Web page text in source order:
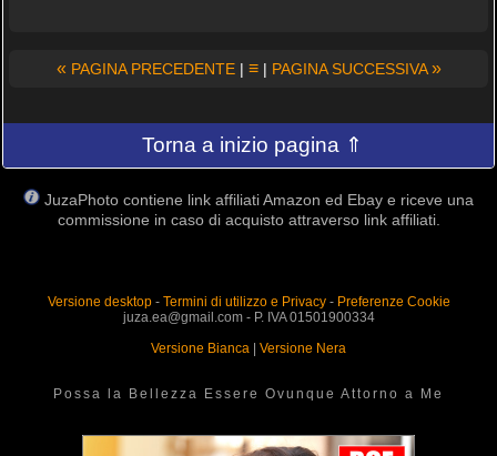
« PAGINA PRECEDENTE| ≡| PAGINA SUCCESSIVA»
Torna a inizio pagina ⇑
JuzaPhoto contiene link affiliati Amazon ed Ebay e riceve una
commissione in caso di acquisto attraverso link affiliati.
Versione desktop- Termini di utilizzo e Privacy- Preferenze Cookie
juza.ea@gmail.com - P. IVA 01501900334
Versione Bianca | Versione Nera
Possa la Bellezza Essere Ovunque Attorno a Me